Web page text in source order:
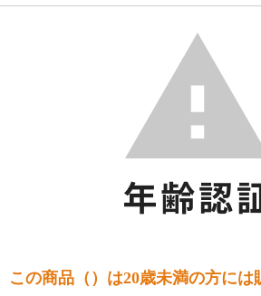
この商品（）は20歳未満の方には